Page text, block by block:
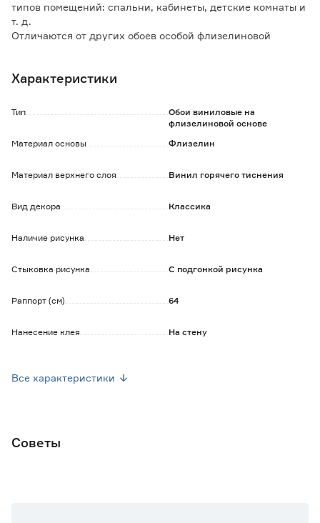
типов помещений: спальни, кабинеты, детские комнаты и
т. д.
Отличаются от других обоев особой флизелиновой
Особенности и преимущества:
- скрывают неровности стены;
- отличаются высокой влагостойкостью;
полотна легко стыкуются;
- срок службы более 3-х лет.
Обратите внимание:
флизелиновых обоев.
Характеристики
Тип
Обои виниловые на
флизелиновой основе
Материал основы
Флизелин
Материал верхнего слоя Винил горячего тиснения
Вид декора Классика
Наличие рисунка Нет
Стыковка рисунка С подгонкой рисунка
Раппорт (см) 64
Нанесение клея На стену
Все характеристики
Советы